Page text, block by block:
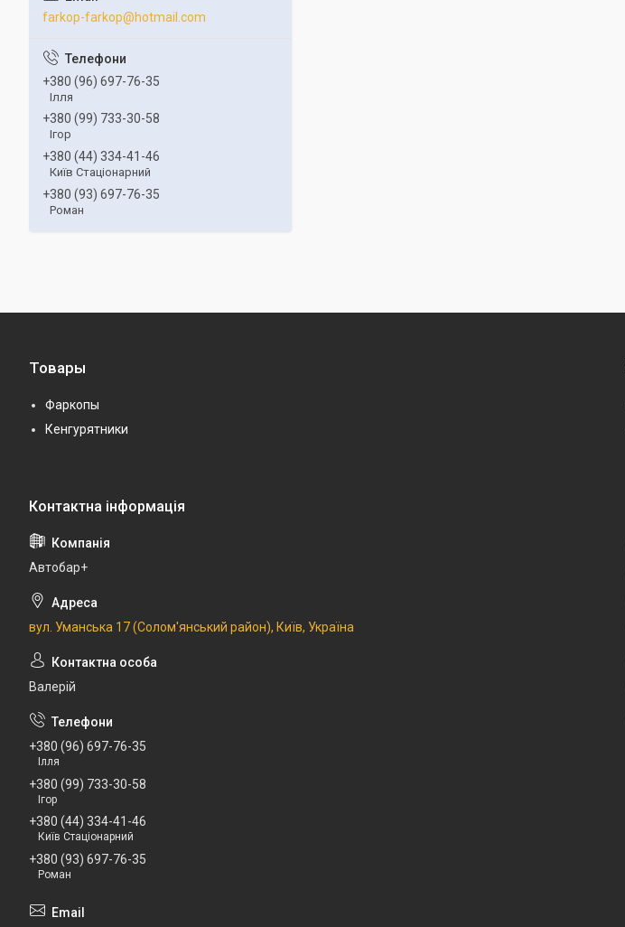
farkop-farkop@hotmail.com
+380 (96) 697-76-35
Ілля
+380 (99) 733-30-58
Ігор
+380 (44) 334-41-46
Київ Стаціонарний
+380 (93) 697-76-35
Роман
Товары
Фаркопы
Кенгурятники
Автобар+
вул. Уманська 17 (Солом'янський район), Київ, Україна
Валерій
+380 (96) 697-76-35
Ілля
+380 (99) 733-30-58
Ігор
+380 (44) 334-41-46
Київ Стаціонарний
+380 (93) 697-76-35
Роман